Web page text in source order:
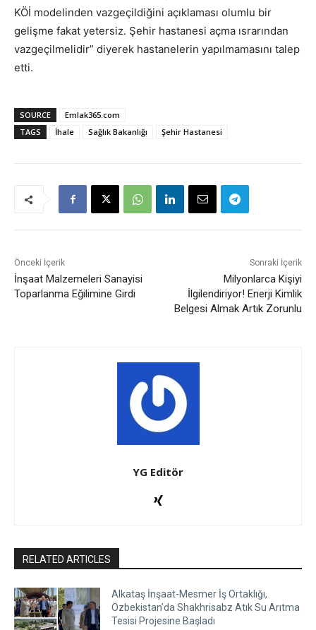
KÖİ modelinden vazgeçildiğini açıklaması olumlu bir
gelişme fakat yetersiz. Şehir hastanesi açma ısrarından
vazgeçilmelidir” diyerek hastanelerin yapılmamasını talep
etti.
SOURCE
Emlak365.com
TAGS
İhale Sağlık Bakanlığı Şehir Hastanesi
Önceki İçerik
İnşaat Malzemeleri Sanayisi
Toparlanma Eğilimine Girdi
Sonraki İçerik
Milyonlarca Kişiyi
İlgilendiriyor! Enerji Kimlik
Belgesi Almak Artık Zorunlu
YG Editör
RELATED ARTICLES
Alkataş İnşaat-Mesmer İş Ortaklığı,
Özbekistan’da Shakhrisabz Atık Su Arıtma
Tesisi Projesine Başladı